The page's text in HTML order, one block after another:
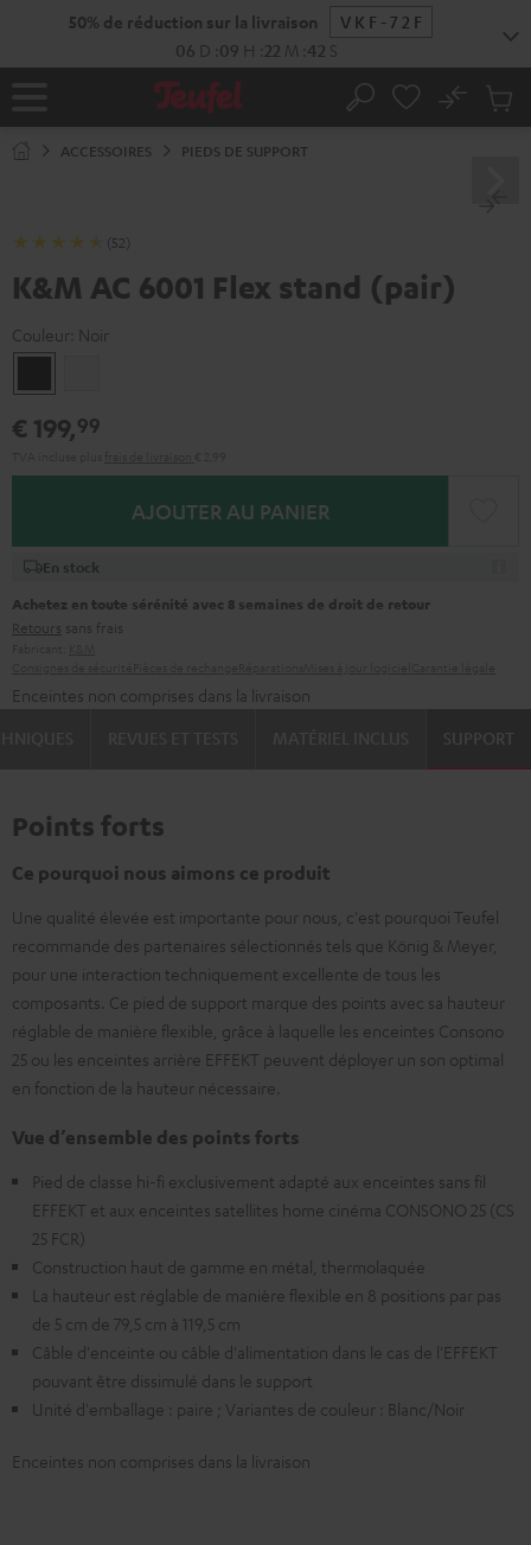
50% de réduction sur la livraison
VKF-72F
06 D :09 H :22 M :41 S
Page
Rechercher
No
ACCESSOIRES PIEDS DE SUPPORT
(52)
K&M AC 6001 Flex stand (pair)
Couleur: Noir
€ 199,99
AJOUTER AU PANIER
En stock
Achetez en toute sérénité avec 8 semaines de droit de retour
Retours sans frais
Enceintes non comprises dans la livraison
SUPPORT
Points forts
Ce pourquoi nous aimons ce produit
Une qualité élevée est importante pour nous, c'est pourquoi Teufel
recommande des partenaires sélectionnés tels que König & Meyer,
pour une interaction techniquement excellente de tous les
composants. Ce pied de support marque des points avec sa hauteur
réglable de manière flexible, grâce à laquelle les enceintes Consono
25 ou les enceintes arrière EFFEKT peuvent déployer un son optimal
en fonction de la hauteur nécessaire.
Vue d’ensemble des points forts
Pied de classe hi-fi exclusivement adapté aux enceintes sans fil
EFFEKT et aux enceintes satellites home cinéma CONSONO 25 (CS
25 FCR)
Construction haut de gamme en métal, thermolaquée
La hauteur est réglable de manière flexible en 8 positions par pas
de 5 cm de 79,5 cm à 119,5 cm
Câble d'enceinte ou câble d'alimentation dans le cas de l'EFFEKT
pouvant être dissimulé dans le support
Unité d'emballage : paire ; Variantes de couleur : Blanc/Noir
Enceintes non comprises dans la livraison